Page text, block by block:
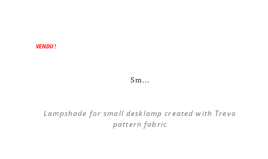
VENDU !
Sm...
Lampshade for small desklamp created with Trevo
pattern fabric